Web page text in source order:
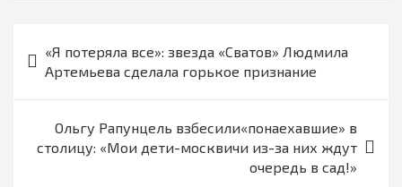
по
записям
«Я потеряла все»: звезда «Сватов» Людмила
Артемьева сделала горькое признание
Ольгу Рапунцель взбесили«понаехавшие» в
столицу: «Мои дети-москвичи из-за них ждут
очередь в сад!»